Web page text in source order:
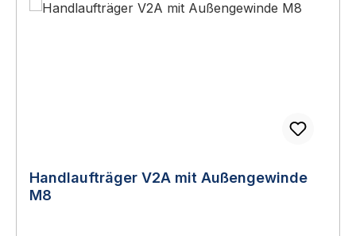
Handlaufträger V2A mit Außengewinde
M8